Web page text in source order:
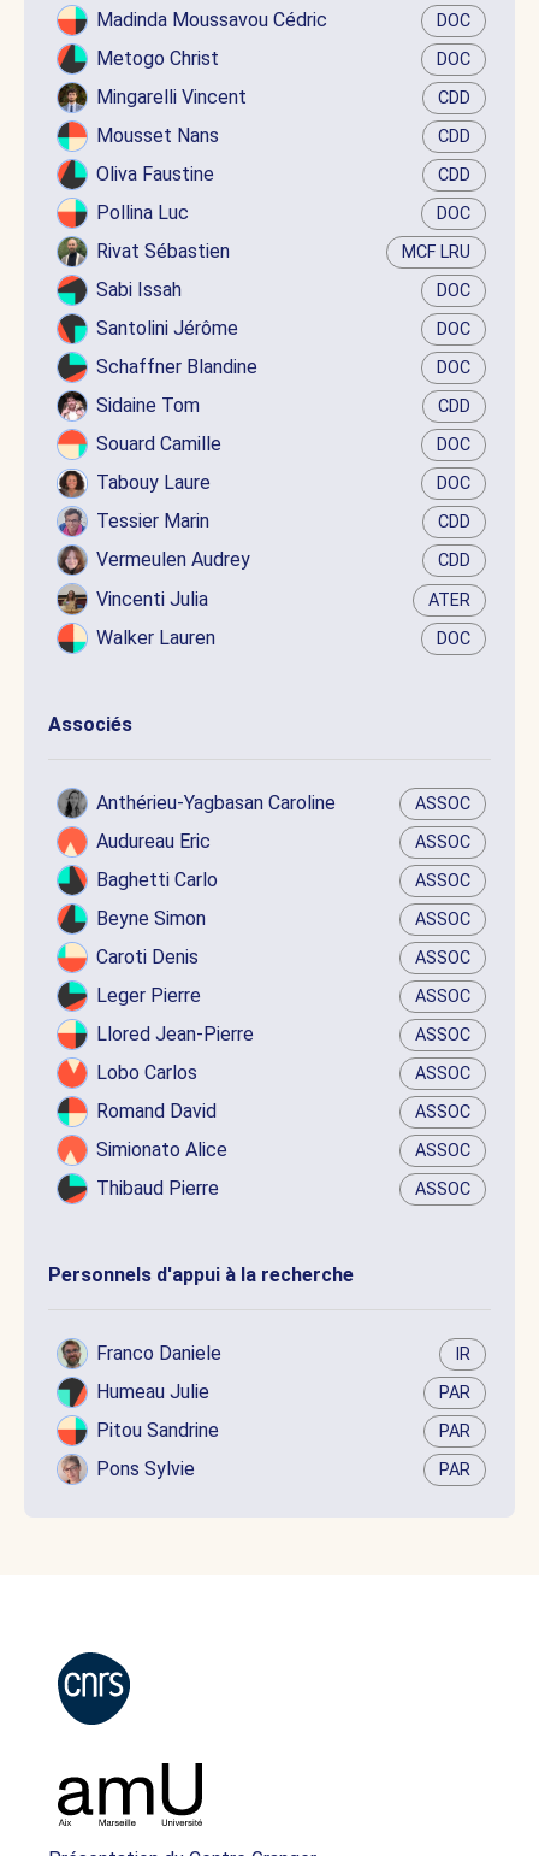
Madinda Moussavou Cédric DOC
Metogo Christ DOC
Mingarelli Vincent CDD
Mousset Nans CDD
Oliva Faustine CDD
Pollina Luc DOC
Rivat Sébastien MCF LRU
Sabi Issah DOC
Santolini Jérôme DOC
Schaffner Blandine DOC
Sidaine Tom CDD
Souard Camille DOC
Tabouy Laure DOC
Tessier Marin CDD
Vermeulen Audrey CDD
Vincenti Julia ATER
Walker Lauren DOC
Associés
Anthérieu-Yagbasan Caroline ASSOC
Audureau Eric ASSOC
Baghetti Carlo ASSOC
Beyne Simon ASSOC
Caroti Denis ASSOC
Leger Pierre ASSOC
Llored Jean-Pierre ASSOC
Lobo Carlos ASSOC
Romand David ASSOC
Simionato Alice ASSOC
Thibaud Pierre ASSOC
Personnels d'appui à la recherche
Franco Daniele IR
Humeau Julie PAR
Pitou Sandrine PAR
Pons Sylvie PAR